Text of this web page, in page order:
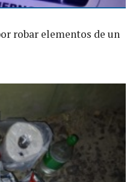
robar elementos de un